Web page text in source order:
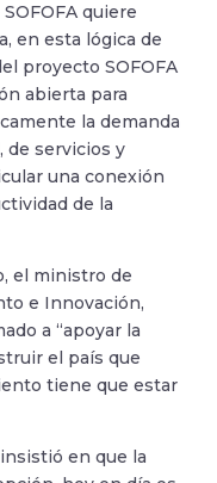
quiere
en esta lógica de
proyecto SOFOFA
abierta para
la demanda
de servicios y
una conexión
de la
el ministro de
e Innovación,
a “apoyar la
el país que
tiene que estar
en que la